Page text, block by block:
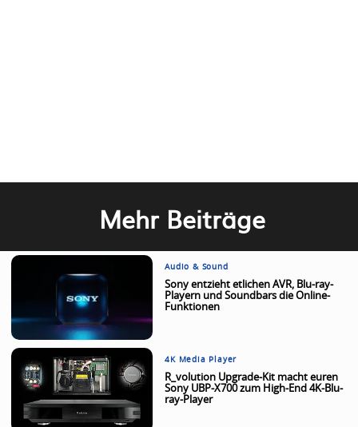
Mehr Beiträge
Audio & Sound
Sony entzieht etlichen AVR, Blu-ray-
Playern und Soundbars die Online-
Funktionen
4K Media Player
R_volution Upgrade-Kit macht euren
Sony UBP-X700 zum High-End 4K-Blu-
ray-Player